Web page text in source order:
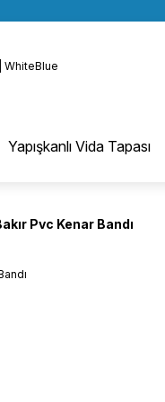
BEDAVA!
Yapışkanlı Vida Tapası
Pvc Kenar Bandı